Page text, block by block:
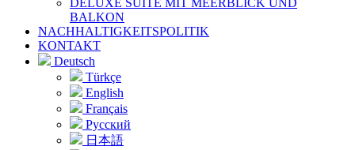
DELUXE SUITE MIT MEERBLICK UND
BALKON
NACHHALTIGKEITSPOLITIK
KONTAKT
Deutsch
Türkçe
English
Français
Русский
日本語